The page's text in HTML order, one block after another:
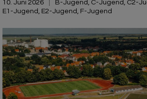
10. Juni 2026 B-Jugend C-Jugend C2-
E1-Jugend E2-Jugend F-Jugend